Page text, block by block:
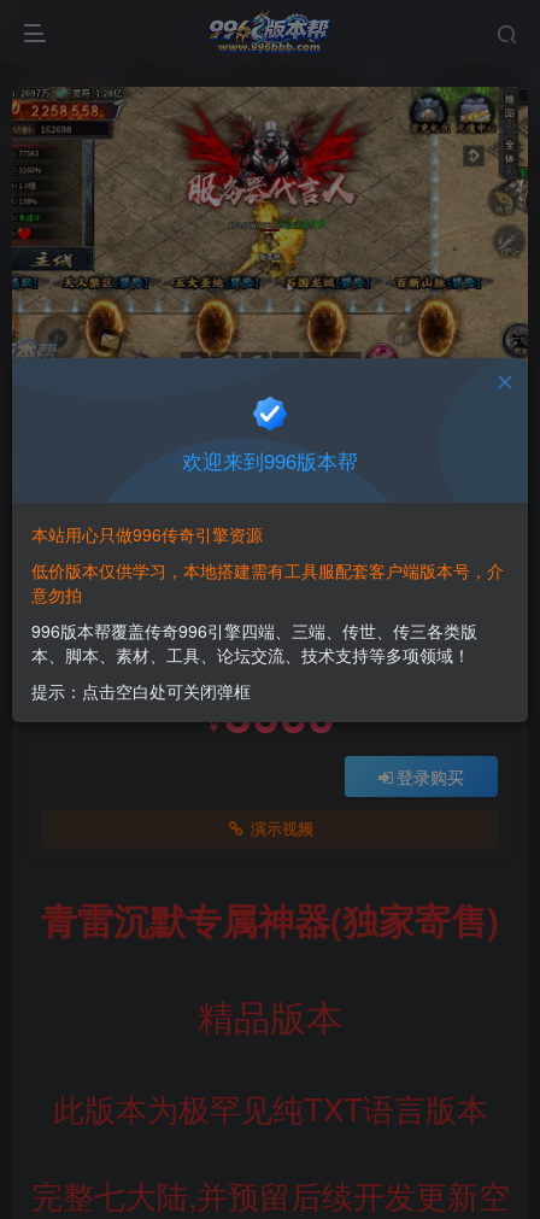
正文
有问题请联系站长
青雷沉默专属神器
此内容为付费资源，请付费后查看
￥3000
登录购买
演示视频
付费资源
青雷沉默专属神器(独家寄售)
精品版本
此版本为极罕见纯TXT语言版本
完整七大陆,并预留后续开发更新空
欢迎来到996版本帮
本站用心只做996传奇引擎资源
低价版本仅供学习，本地搭建需有工具服配套客户端版本号，介
意勿拍
996版本帮覆盖传奇996引擎四端、三端、传世、传三各类版
本、脚本、素材、工具、论坛交流、技术支持等多项领域！
提示：点击空白处可关闭弹框